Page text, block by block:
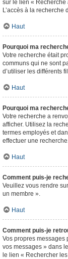
sur le lien «
L’accès à la
Haut
Pourquoi ma
Votre recherche était
communs qui ne sont
d’utiliser les différents
Haut
Pourquoi ma
Votre recherche a
afficher. Utilisez la
termes employés et
effectuer une
Haut
Comment puis-je
Veuillez vous rendre
un membre ».
Haut
Comment puis-je
Vos propres messages
vos messages » dans
le lien « Rechercher